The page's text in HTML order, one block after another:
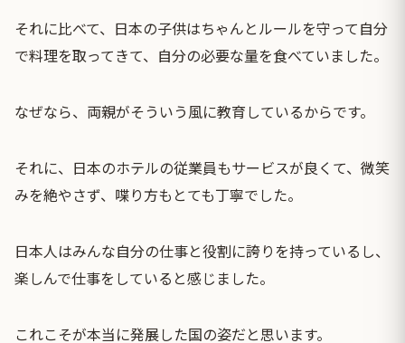
それに比べて、日本の子供はちゃんとルールを守って自分
で料理を取ってきて、自分の必要な量を食べていました。
なぜなら、両親がそういう風に教育しているからです。
それに、日本のホテルの従業員もサービスが良くて、微笑
みを絶やさず、喋り方もとても丁寧でした。
日本人はみんな自分の仕事と役割に誇りを持っているし、
楽しんで仕事をしていると感じました。
これこそが本当に発展した国の姿だと思います。